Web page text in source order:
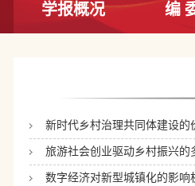
学报概况 编
新时代乡村治理共同体建设的
旅游社会创业驱动乡村振兴的
数字经济对新型城镇化的影响